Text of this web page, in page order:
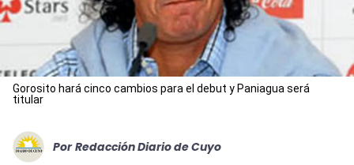
Gorosito hará cinco cambios para el debut y Paniagua será
titular
Por Redacción Diario de Cuyo